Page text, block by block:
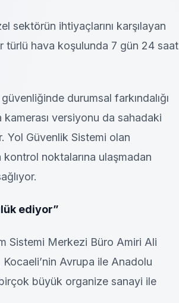
sektörün ihtiyaçlarını karşılayan
türlü hava koşulunda 7 gün 24 saat
durumsal farkındalığı
kamerası versiyonu da sahadaki
Yol Güvenlik Sistemi olan
noktalarına ulaşmadan
ediyor”
Sistemi Merkezi Büro Amiri Ali
Kocaeli’nin Avrupa ile Anadolu
büyük organize sanayi ile